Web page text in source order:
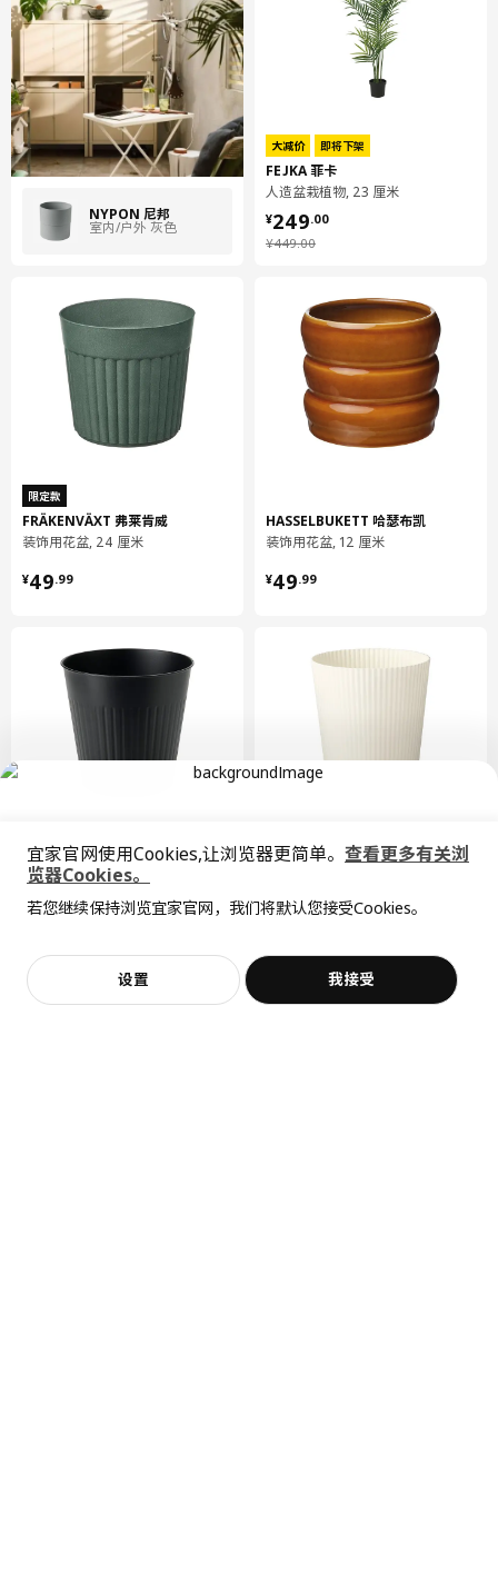
NYPON 尼邦
室内/户外 灰色
限定款
FRÄKENVÄXT 弗莱肯威
装饰用花盆, 24 厘米
¥49.99
¥ 49.99
即将下架
CITRONMELISS 塞吉利斯
¥ 49.99
大减价 即将下架
FEJKA 菲卡
人造盆栽植物, 23 厘米
¥449.00
¥ 449.00
¥249.00
¥ 249.00
HASSELBUKETT 哈瑟布凯
装饰用花盆, 12 厘米
¥49.99
¥ 49.99
¥ 9.99
抱歉，该商品在所选地区暂时缺货。
客服
加入购物袋 立即购买
价格透明，设计专业，现货供应
不，谢谢 立即预约
宜家官网使用Cookies,让浏览器更简单。 查看更多有关浏
览器Cookies。
若您继续保持浏览宜家官网，我们将默认您接受Cookies。
设置 我接受